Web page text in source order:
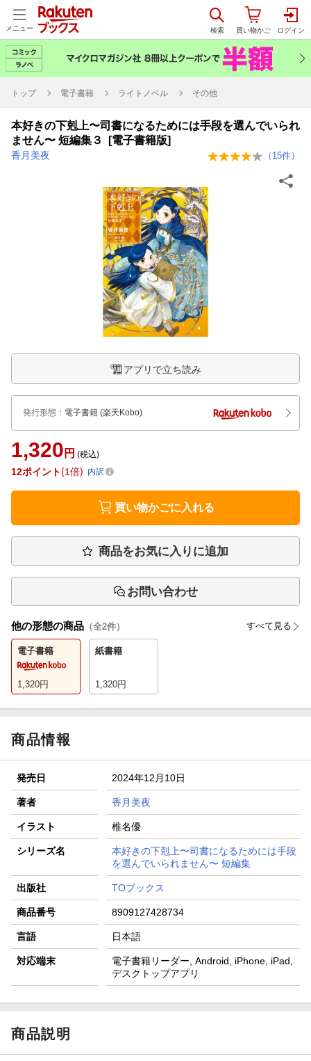
メニュー
トップ 電子書籍 ライトノベル その他
本好きの下剋上〜司書になるためには手段を選んでいられ
ません〜 短編集３ [電子書籍版]
香月美夜 （ 15件）
アプリで立ち読み
発行形態 ： 電子書籍 (楽天Kobo)
1,320 円 (税込)
12ポイント 1倍 内訳
買い物かごに入れる
商品をお気に入りに追加
お問い合わせ
他の形態の商品 （全2件） すべて見る
電子書籍
1,320円
紙書籍
1,320円
商品情報
発売日 2024年12月10日
著者 香月美夜
イラスト 椎名優
シリーズ名
本好きの下剋上〜司書になるためには手段
を選んでいられません〜 短編集
出版社 TOブックス
商品番号 8909127428734
言語 日本語
対応端末
電子書籍リーダー, Android, iPhone, iPad,
デスクトップアプリ
商品説明